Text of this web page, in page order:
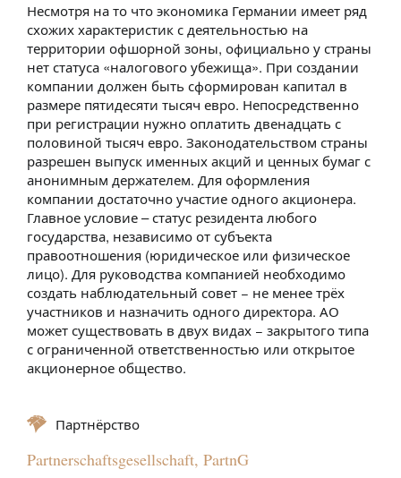
Несмотря на то что экономика Германии имеет ряд
схожих характеристик с деятельностью на
территории офшорной зоны, официально у страны
нет статуса «налогового убежища». При создании
компании должен быть сформирован капитал в
размере пятидесяти тысяч евро. Непосредственно
при регистрации нужно оплатить двенадцать с
половиной тысяч евро. Законодательством страны
разрешен выпуск именных акций и ценных бумаг с
анонимным держателем. Для оформления
компании достаточно участие одного акционера.
Главное условие – статус резидента любого
государства, независимо от субъекта
правоотношения (юридическое или физическое
лицо). Для руководства компанией необходимо
создать наблюдательный совет − не менее трёх
участников и назначить одного директора. АО
может существовать в двух видах − закрытого типа
с ограниченной ответственностью или открытое
акционерное общество.
Партнёрство
Partnerschaftsgesellschaft, PartnG